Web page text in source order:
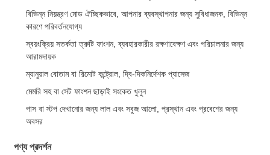
বিভিন্ন নিয়ন্ত্রণ মোড ঐচ্ছিকভাবে, আপনার ব্যবস্থাপনার জন্য সুবিধাজনক, বিভিন্ন
কারণে পরিবর্তনযোগ্য
স্বয়ংক্রিয় সতর্কতা ত্রুটি ফাংশন, ব্যবহারকারীর রক্ষণাবেক্ষণ এবং পরিচালনার জন্য
আরামদায়ক
ম্যানুয়াল বোতাম বা রিমোট কন্ট্রোল, দ্বি-দিকনির্দেশক প্যাসেজ
মেমরি সহ বা সেট ফাংশন ছাড়াই সংকেত খুলুন
পাস বা স্টপ দেখানোর জন্য লাল এবং সবুজ আলো, প্রস্থান এবং প্রবেশের জন্য
অবসর
পণ্য প্রদর্শন